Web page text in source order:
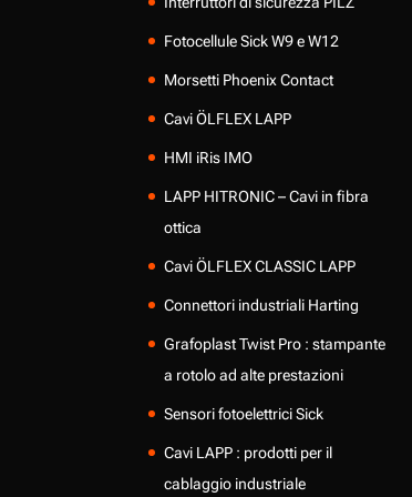
Fotocellule Sick W9 e W12
Morsetti Phoenix Contact
Cavi ÖLFLEX LAPP
HMI iRis IMO
LAPP HITRONIC – Cavi in fibra
ottica
Cavi ÖLFLEX CLASSIC LAPP
Connettori industriali Harting
Grafoplast Twist Pro : stampante
a rotolo ad alte prestazioni
Sensori fotoelettrici Sick
Cavi LAPP : prodotti per il
cablaggio industriale